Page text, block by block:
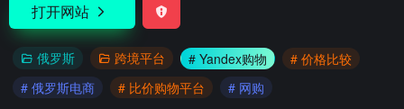
打开网站
俄罗斯 跨境平台 # Yandex购物
# 价格比较
# 俄罗斯电商
# 比价购物平台 # 网购